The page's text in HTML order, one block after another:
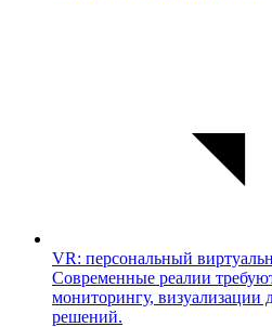
VR: персональный
Современные реалии
мониторингу,
решений.